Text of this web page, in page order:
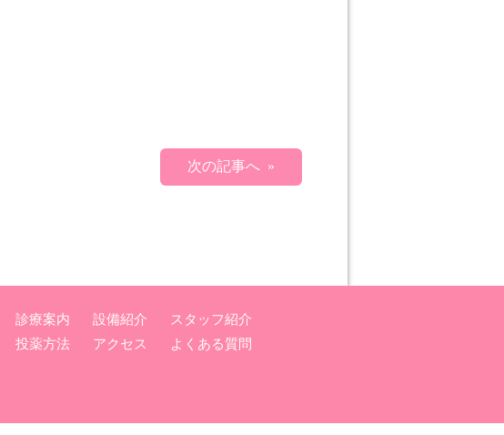
次の記事へ »
診療案内 設備紹介
スタッフ紹介
投薬方法 アクセス
よくある質問